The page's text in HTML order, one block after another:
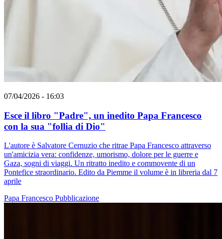
07/04/2026 - 16:03
Esce il libro "Padre", un inedito Papa Francesco
con la sua "follia di Dio"
L'autore è Salvatore Cernuzio che ritrae Papa Francesco attraverso
un'amicizia vera: confidenze, umorismo, dolore per le guerre e
Gaza, sogni di viaggi. Un ritratto inedito e commovente di un
Pontefice straordinario. Edito da Piemme il volume è in libreria dal 7
aprile
Papa Francesco Pubblicazione